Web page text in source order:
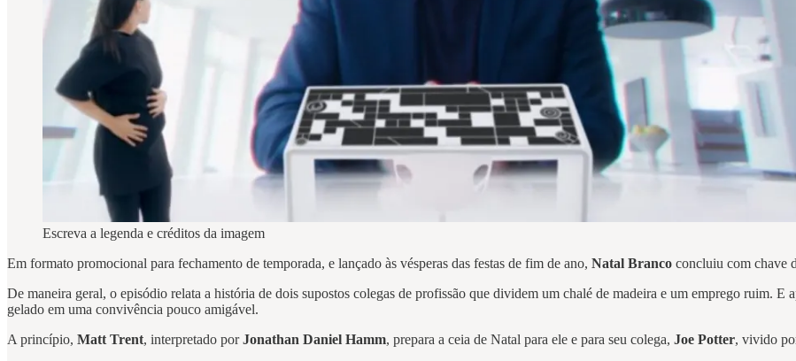
Escreva a legenda e créditos da imagem
Em formato promocional para fechamento de temporada, e lançado às vésperas das festas de fim de ano, Natal Branco concluiu com chave
De maneira geral, o episódio relata a história de dois supostos colegas de profissão que dividem um chalé de madeira e um emprego ruim. E
gelado em uma convivência pouco amigável.
A princípio, Matt Trent, interpretado porJonathan Daniel Hamm, prepara a ceia de Natal para ele e para seu colega, Joe Potter, vivido